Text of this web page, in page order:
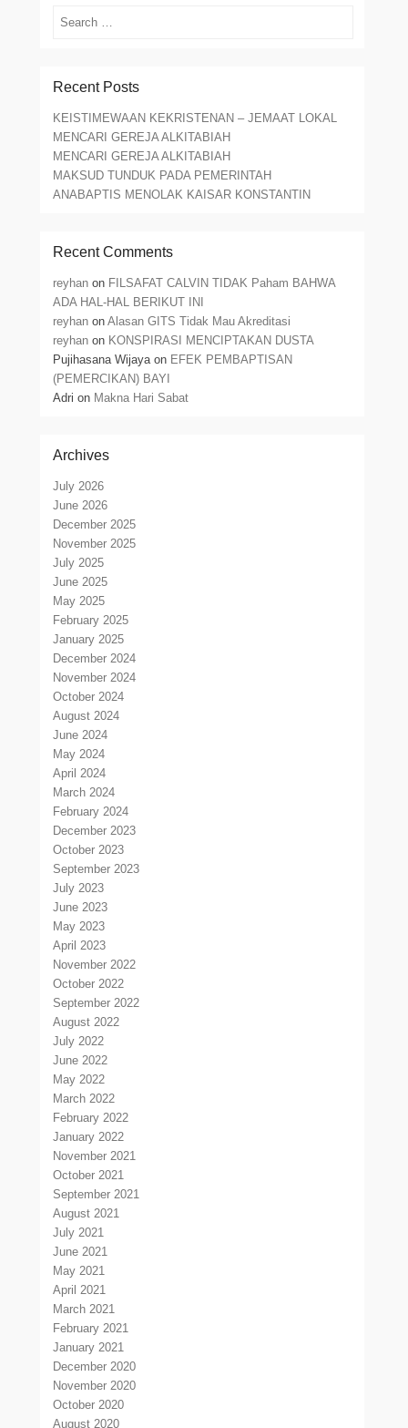
Search
Recent Posts
KEISTIMEWAAN KEKRISTENAN – JEMAAT LOKAL
MENCARI GEREJA ALKITABIAH
MENCARI GEREJA ALKITABIAH
MAKSUD TUNDUK PADA PEMERINTAH
ANABAPTIS MENOLAK KAISAR KONSTANTIN
Recent Comments
reyhan on FILSAFAT CALVIN TIDAK Paham BAHWA
ADA HAL-HAL BERIKUT INI
reyhan onAlasan GITS Tidak Mau Akreditasi
reyhan on KONSPIRASI MENCIPTAKAN DUSTA
Pujihasana Wijayaon EFEK PEMBAPTISAN
(PEMERCIKAN) BAYI
Adri on Makna Hari Sabat
Archives
July 2026
June 2026
December 2025
November 2025
July 2025
June 2025
May 2025
February 2025
January 2025
December 2024
November 2024
October 2024
August 2024
June 2024
May 2024
April 2024
March 2024
February 2024
December 2023
October 2023
September 2023
July 2023
June 2023
May 2023
April 2023
November 2022
October 2022
September 2022
August 2022
July 2022
June 2022
May 2022
March 2022
February 2022
January 2022
November 2021
October 2021
September 2021
August 2021
July 2021
June 2021
May 2021
April 2021
March 2021
February 2021
January 2021
December 2020
November 2020
October 2020
August 2020